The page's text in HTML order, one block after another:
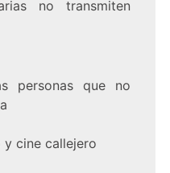
no transmiten
personas que no
cine callejero